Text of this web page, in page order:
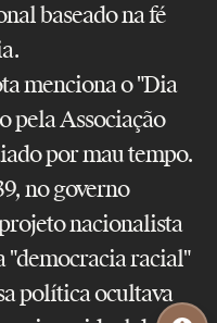
baseado na fé
menciona o "Dia
pela Associação
por mau tempo.
no governo
nacionalista
"democracia racial"
política ocultava